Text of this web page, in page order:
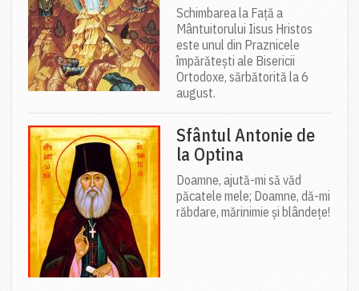
Schimbarea la Față a
Mântuitorului Iisus Hristos
este unul din Praznicele
împărătești ale Bisericii
Ortodoxe, sărbătorită la 6
august.
Sfântul Antonie de
la Optina
Doamne, ajută-mi să văd
păcatele mele; Doamne, dă-mi
răbdare, mărinimie şi blândeţe!